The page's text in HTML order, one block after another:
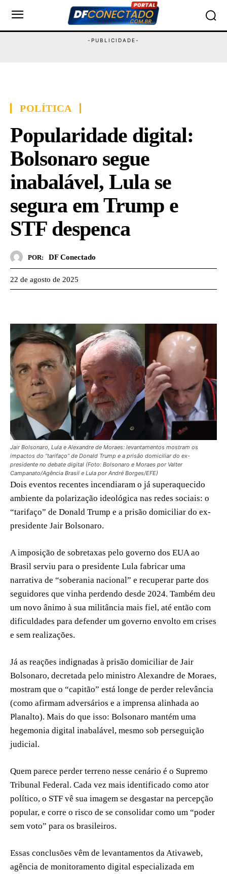
POLÍTICA
Popularidade digital:
Bolsonaro segue
inabalável, Lula se
segura em Trump e
STF despenca
POR: DF Conectado
22 de agosto de 2025
Jair Bolsonaro, Lula e Alexandre de Moraes: levantamentos mostram os
impactos do “tarifaço” de Donald Trump e a prisão domiciliar do ex-
presidente no debate digital (Foto: Bolsonaro e Moraes por Valter
Campanato/Agência Brasil e Lula por André Borges/EFE)
Dois eventos recentes incendiaram o já superaquecido
ambiente da polarização ideológica nas redes sociais: o
“tarifaço” de Donald Trump e a prisão domiciliar do ex-
presidente Jair Bolsonaro.
A imposição de sobretaxas pelo governo dos EUA ao
Brasil serviu para o presidente Lula fabricar uma
narrativa de “soberania nacional” e recuperar parte dos
seguidores que vinha perdendo desde 2024. Também deu
um novo ânimo à sua militância mais fiel, até então com
dificuldades para defender um governo envolto em crises
e sem realizações.
Já as reações indignadas à prisão domiciliar de Jair
Bolsonaro, decretada pelo ministro Alexandre de Moraes,
mostram que o “capitão” está longe de perder relevância
(como afirmam adversários e a imprensa alinhada ao
Planalto). Mais do que isso: Bolsonaro mantém uma
hegemonia digital inabalável, mesmo sob perseguição
judicial.
Quem parece perder terreno nesse cenário é o Supremo
Tribunal Federal. Cada vez mais identificado como ator
político, o STF vê sua imagem se desgastar na percepção
popular, e corre o risco de se consolidar como um “poder
sem voto” para os brasileiros.
Essas conclusões vêm de levantamentos da Ativaweb,
agência de monitoramento digital especializada em